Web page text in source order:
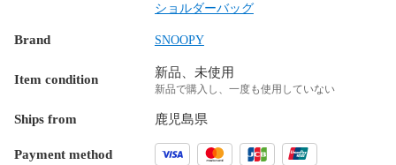
ショルダーバッグ
Brand SNOOPY
Item condition 新品、未使用
新品で購入し、一度も使用していない
Ships from 鹿児島県
Payment method